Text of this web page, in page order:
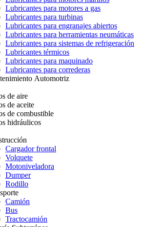
Lubricantes para motores a gas
Lubricantes para turbinas
Lubricantes para engranajes abiertos
Lubricantes para herramientas neumáticas
Lubricantes para sistemas de refrigeración
Lubricantes térmicos
Lubricantes para maquinado
Lubricantes para correderas
Automotriz
de aire
de aceite
de combustible
hidráulicos
Cargador frontal
Volquete
Motoniveladora
Dumper
Rodillo
Camión
Bus
Tractocamión